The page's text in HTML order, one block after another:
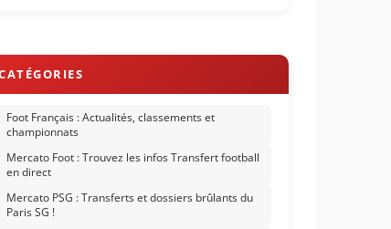
Foot Français : Actualités, classements et
championnats
Mercato Foot : Trouvez les infos Transfert football
en direct
Mercato PSG : Transferts et dossiers brûlants du
Paris SG !